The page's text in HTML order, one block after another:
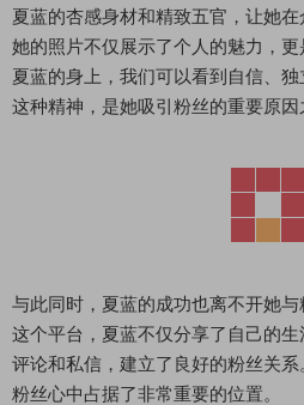
夏蓝的杏感身材和精致五官，让她在
她的照片不仅展示了个人的魅力，
夏蓝的身上，我们可以看到自信、独
这种精神，是她吸引粉丝的重要原因
与此同时，夏蓝的成功也离不开她
这个平台，夏蓝不仅分享了自己的
评论和私信，建立了良好的粉丝关
粉丝心中占据了非常重要的位置。